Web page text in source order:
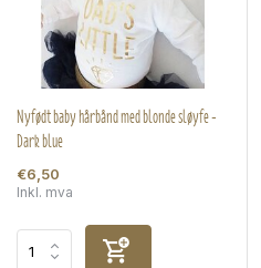
Nyfødt baby hårbånd med blonde sløyfe -
Dark blue
€6,50
Inkl. mva